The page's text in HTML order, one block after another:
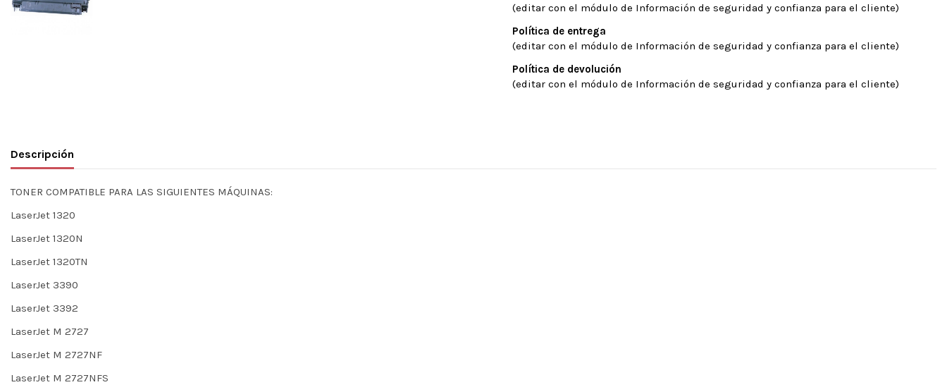
(editar con el módulo de Información de seguridad y confianza para el cliente)
Política de entrega
(editar con el módulo de Información de seguridad y confianza para el cliente)
Política de devolución
(editar con el módulo de Información de seguridad y confianza para el cliente)
Descripción
TONER COMPATIBLE PARA LAS SIGUIENTES MÁQUINAS:
LaserJet 1320
LaserJet 1320N
LaserJet 1320TN
LaserJet 3390
LaserJet 3392
LaserJet M 2727
LaserJet M 2727NF
LaserJet M 2727NFS